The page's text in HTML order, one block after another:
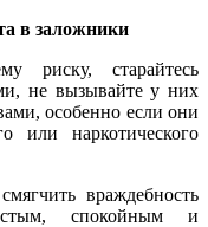
в заложники
риску, старайтесь
не вызывайте у них
особенно если они
или наркотического
враждебность
спокойным и